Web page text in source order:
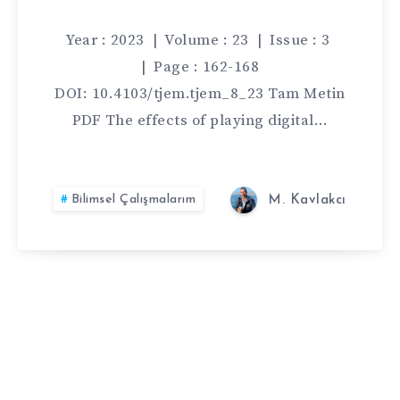
DIGITAL
GAMES
ON
PAIN,
Year : 2023 | Volume : 23 | Issue : 3
| Page : 162-168
DOI: 10.4103/tjem.tjem_8_23 Tam Metin
PDF The effects of playing digital…
Bilimsel Çalışmalarım M. Kavlakcı